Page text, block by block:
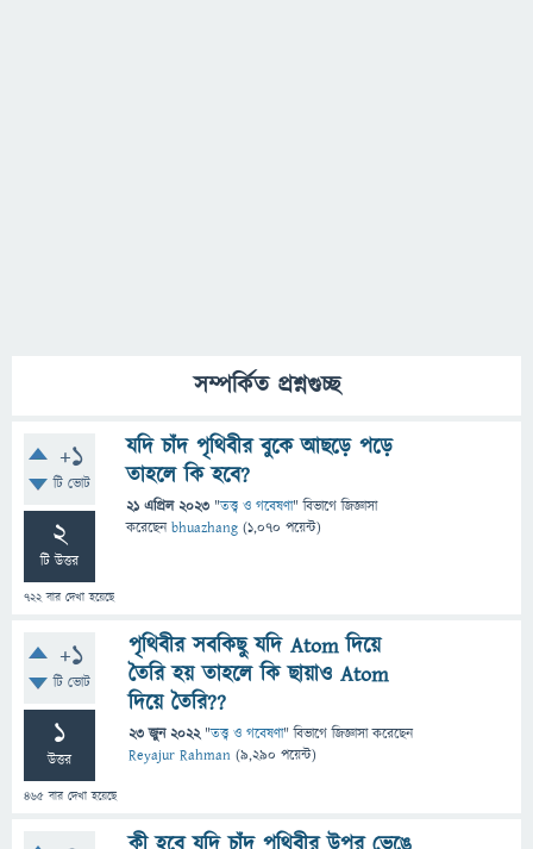
সম্পর্কিত প্রশ্নগুচ্ছ
+1
টি ভোট
2
টি উত্তর
722বার দেখা হয়েছে
যদি চাঁদ পৃথিবীর বুকে আছড়ে পড়ে
তাহলে কি হবে?
21 এপ্রিল 2023 "তত্ত্ব ও গবেষণা" বিভাগে জিজ্ঞাসা
করেছেনbhuazhang (1,070 পয়েন্ট)
+1
টি ভোট
1
উত্তর
465 বার দেখা হয়েছে
পৃথিবীর সবকিছু যদি Atom দিয়ে
তৈরি হয় তাহলে কি ছায়াও Atom
দিয়ে তৈরি??
23 জুন 2022 "তত্ত্ব ও গবেষণা" বিভাগে জিজ্ঞাসাকরেছেন
Reyajur Rahman (9,290 পয়েন্ট)